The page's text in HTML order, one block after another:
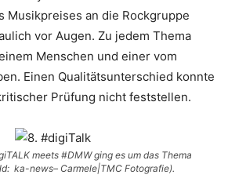
Musikpreises an die Rockgruppe
vor Augen. Zu jedem Thema
Menschen und einer vom
Einen Qualitätsunterschied konnte
Prüfung nicht feststellen.
meets #DMW ging es um das Thema
ka-news– Carmele|TMC Fotografie).